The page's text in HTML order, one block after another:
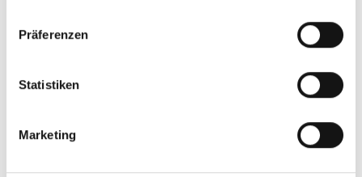
Präferenzen
Statistiken
Marketing
5 MB